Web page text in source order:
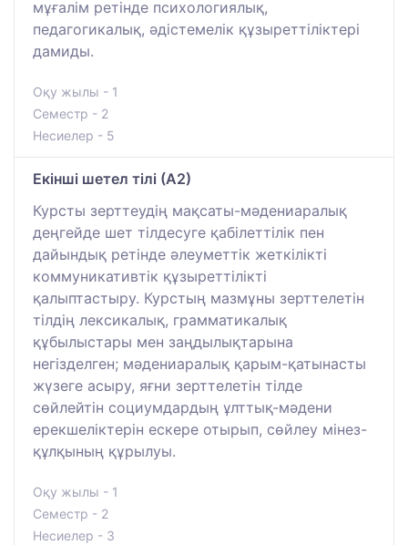
мұғалім ретінде психологиялық,
педагогикалық, әдістемелік құзыреттіліктері
дамиды.
Оқу жылы - 1
Семестр - 2
Несиелер - 5
Екінші шетел тілі (А2)
Курсты зерттеудің мақсаты-мәдениаралық
деңгейде шет тілдесуге қабілеттілік пен
дайындық ретінде әлеуметтік жеткілікті
коммуникативтік құзыреттілікті
қалыптастыру. Курстың мазмұны зерттелетін
тілдің лексикалық, грамматикалық
құбылыстары мен заңдылықтарына
негізделген; мәдениаралық қарым-қатынасты
жүзеге асыру, яғни зерттелетін тілде
сөйлейтін социумдардың ұлттық-мәдени
ерекшеліктерін ескере отырып, сөйлеу мінез-
құлқының құрылуы.
Оқу жылы - 1
Семестр - 2
Несиелер - 3